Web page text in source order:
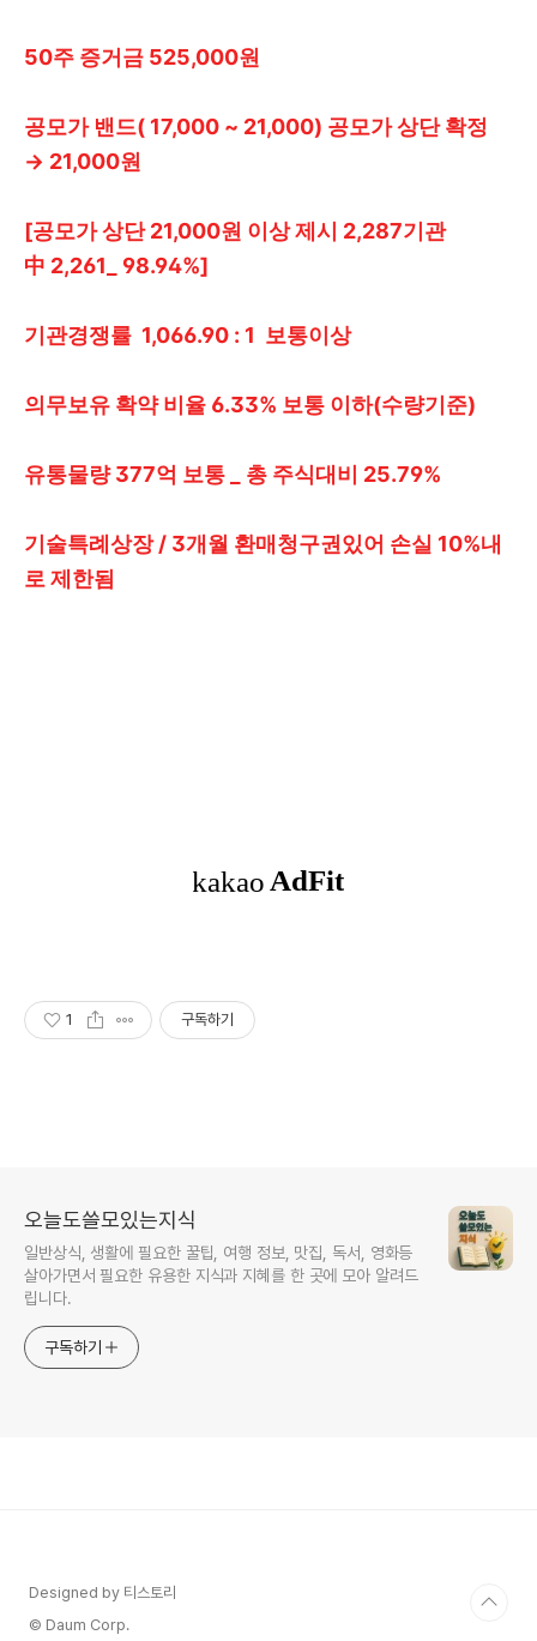
50주 증거금 525,000원
공모가 밴드( 17,000 ~ 21,000) 공모가 상단 확정
→ 21,000원
[공모가 상단 21,000원 이상 제시 2,287기관
中 2,261_ 98.94%]
기관경쟁률 1,066.90 : 1 보통이상
의무보유 확약 비율 6.33% 보통 이하(수량기준)
유통물량 377억 보통 _ 총 주식대비 25.79%
기술특례상장 / 3개월 환매청구권있어 손실 10%내
로 제한됨
1 구독하기
오늘도쓸모있는지식
일반상식, 생활에 필요한 꿀팁, 여행 정보, 맛집, 독서, 영화등
살아가면서 필요한 유용한 지식과 지혜를 한 곳에 모아 알려드
립니다.
구독하기
Designed by 티스토리
© Daum Corp.